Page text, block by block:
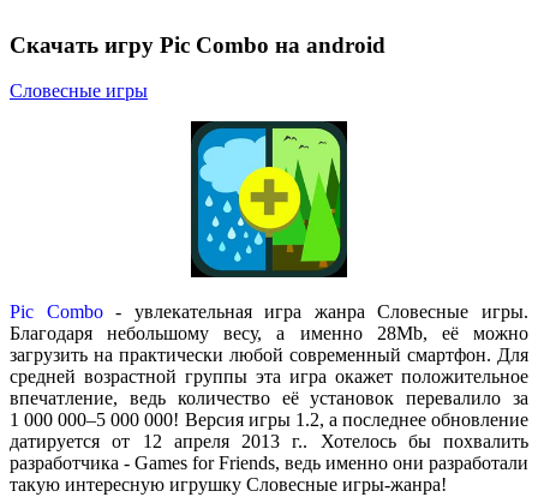
Скачать игру Pic Combo на android
Словесные игры
Pic Combo- увлекательная игра жанра Словесные игры.
Благодаря небольшому весу, а именно 28Mb, её можно
загрузить на практически любой современный смартфон. Для
средней возрастной группы эта игра окажет положительное
впечатление, ведь количество её установок перевалило за
1 000 000–5 000 000! Версия игры 1.2, а последнее обновление
датируется от 12 апреля 2013 г.. Хотелось бы похвалить
разработчика - Games for Friends, ведь именно они разработали
такую интересную игрушку Словесные игры-жанра!